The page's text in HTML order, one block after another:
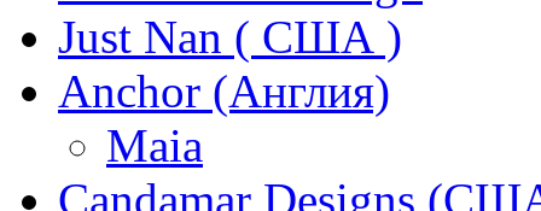
Just Nan ( США )
Anchor (Англия)
Maia
Candamar Designs